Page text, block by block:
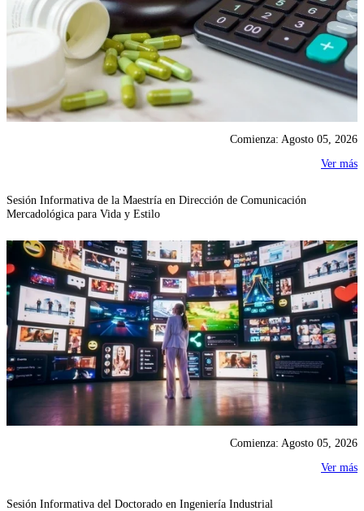
Comienza: Agosto 05, 2026
Ver más
Sesión Informativa de la Maestría en Dirección de Comunicación
Mercadológica para Vida y Estilo
Comienza: Agosto 05, 2026
Ver más
Sesión Informativa del Doctorado en Ingeniería Industrial